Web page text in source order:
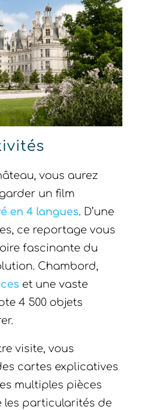
vous aurez
un film
en 4 langues. D’une
ce reportage vous
fascinante du
Chambord,
et une vaste
4 500 objets
visite, vous
cartes explicatives
multiples pièces
les particularités de